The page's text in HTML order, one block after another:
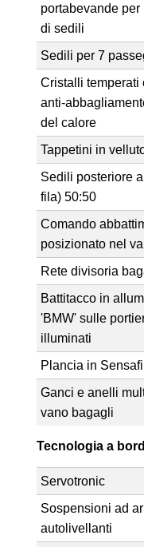
portabevande
di sedili
Sedili per 7
Cristalli temperati
anti-
del calore
Tappetini in
Sedili posteriore
fila) 50:50
Comando
posizionato nel
Rete divisoria
Battitacco in
'BMW' sulle
illuminati
Plancia in
Ganci e anelli
vano bagagli
Tecnologia a
Servotronic
Sospensioni ad
autolivellanti